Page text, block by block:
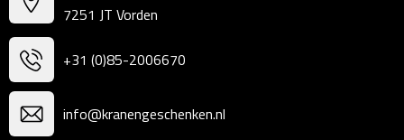
Thermossets
Kantoor & Zakelijk
Agenda's & Kalenders
7251 JT Vorden
+31 (0)85-2006670
info@kranengeschenken.nl